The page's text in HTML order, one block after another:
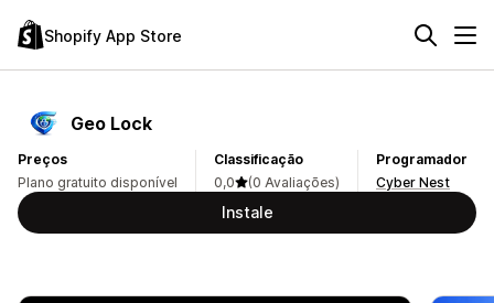
Shopify App Store
Geo Lock
Preços
Plano gratuito disponível
Classificação
0,0
(0 Avaliações)
Programador
Cyber Nest
Instale